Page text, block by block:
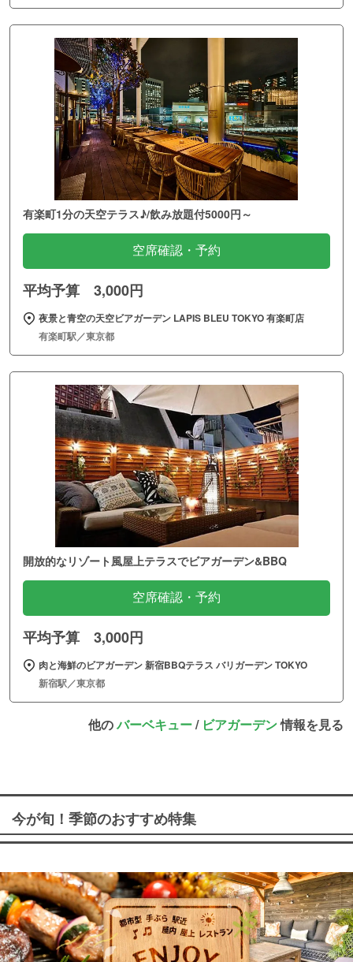
有楽町1分の天空テラス♪/飲み放題付5000円～
空席確認・予約
平均予算 3,000円
夜景と青空の天空ビアガーデン LAPIS BLEU TOKYO 有楽町店
有楽町駅／東京都
開放的なリゾート風屋上テラスでビアガーデン&BBQ
空席確認・予約
平均予算 3,000円
肉と海鮮のビアガーデン 新宿BBQテラス バリガーデン TOKYO
新宿駅／東京都
他のバーベキュー/ ビアガーデン情報を見る
今が旬！季節のおすすめ特集